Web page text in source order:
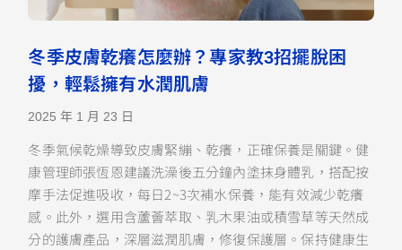
冬季皮膚乾癢怎麼辦？專家教3招擺脫困
擾，輕鬆擁有水潤肌膚
2025 年 1 月 23 日
冬季氣候乾燥導致皮膚緊繃、乾癢，正確保養是關鍵。健
康管理師張恆恩建議洗澡後五分鐘內塗抹身體乳，搭配按
摩手法促進吸收，每日2~3次補水保養，能有效減少乾癢
感。此外，選用含蘆薈萃取、乳木果油或積雪草等天然成
分的護膚產品，深層滋潤肌膚，修復保護層。保持健康生